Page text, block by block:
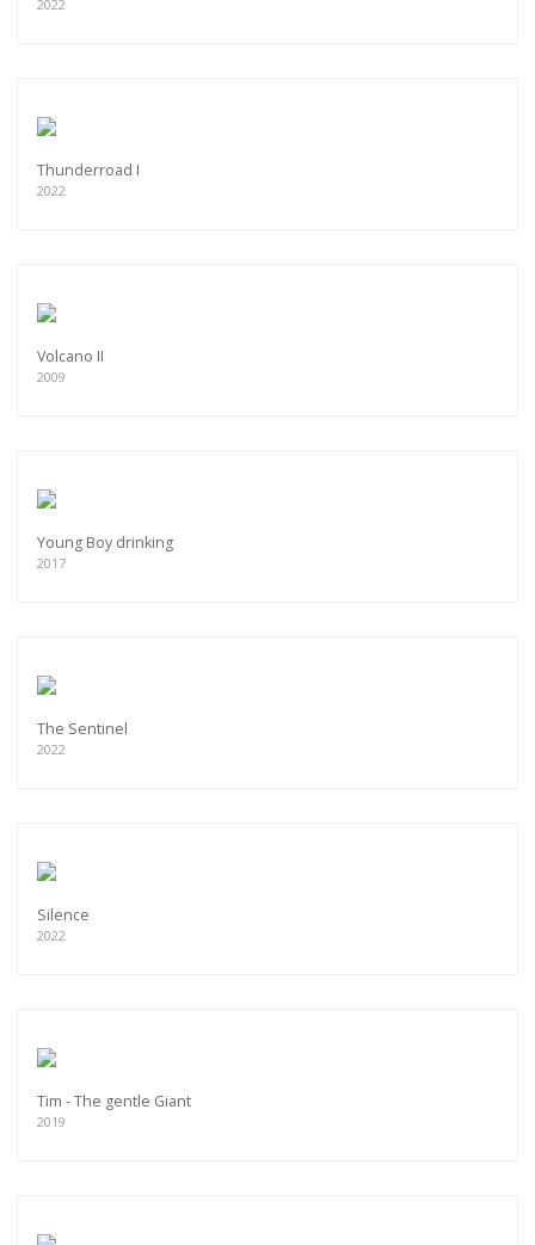
2022
Thunderroad I
2022
Volcano II
2009
Young Boy drinking
2017
The Sentinel
2022
Silence
2022
Tim - The gentle Giant
2019